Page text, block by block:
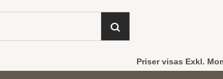
Priser visas Exkl.